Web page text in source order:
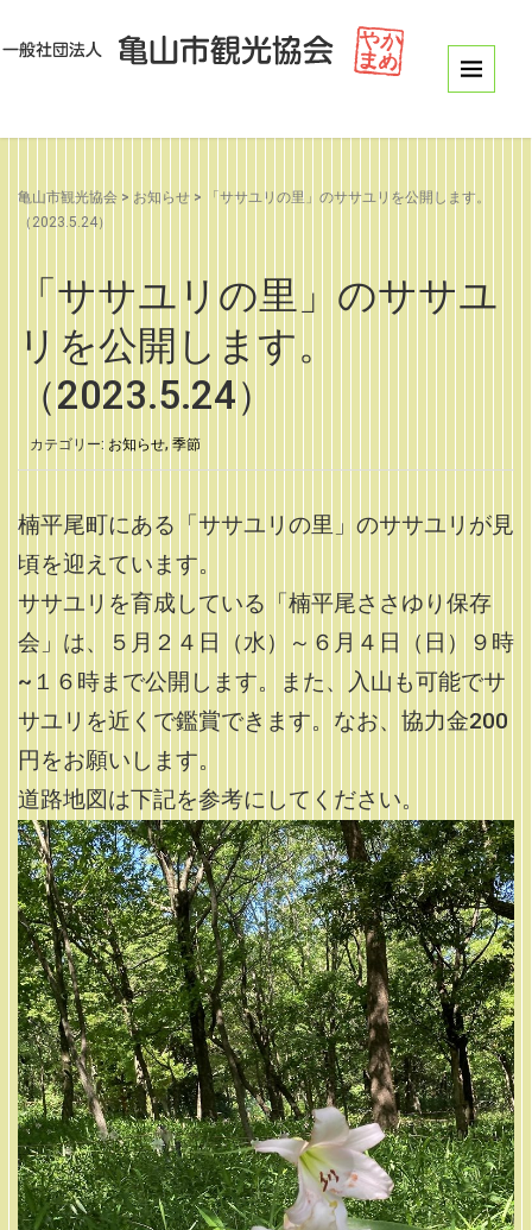
亀山市観光協会 > お知らせ >
「ササユリの里」のササユリを公開します。
（2023.5.24）
「ササユリの里」のササユ
リを公開します。
（2023.5.24）
カテゴリー: お知らせ, 季節
楠平尾町にある「ササユリの里」のササユリが見
頃を迎えています。
ササユリを育成している「楠平尾ささゆり保存
会」は、５月２４日（水）～６月４日（日）９時
~１６時まで公開します。また、入山も可能でサ
サユリを近くで鑑賞できます。なお、協力金200
円をお願いします。
道路地図は下記を参考にしてください。